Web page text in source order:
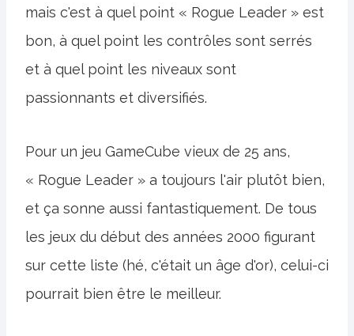
mais c'est à quel point « Rogue Leader » est
bon, à quel point les contrôles sont serrés
et à quel point les niveaux sont
passionnants et diversifiés.
Pour un jeu GameCube vieux de 25 ans,
« Rogue Leader » a toujours l'air plutôt bien,
et ça sonne aussi fantastiquement. De tous
les jeux du début des années 2000 figurant
sur cette liste (hé, c'était un âge d'or), celui-ci
pourrait bien être le meilleur.